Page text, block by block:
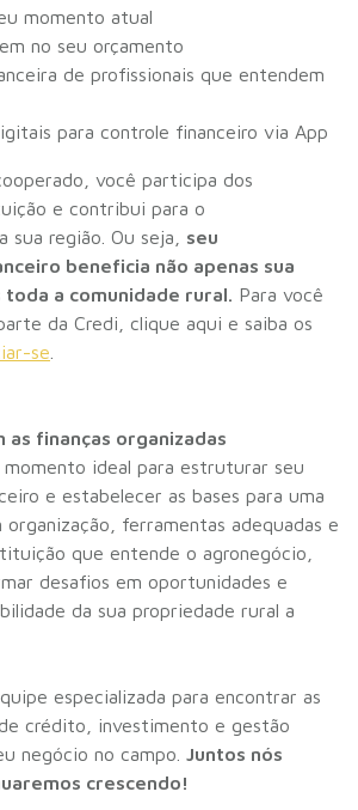
momento atual
no seu orçamento
de profissionais que entendem
para controle financeiro via App
você participa dos
e contribui para o
sua região. Ou seja, seu
beneficia não apenas sua
a comunidade rural. Para você
da Credi, clique aqui e saiba os
se
as finanças organizadas
ideal para estruturar seu
e estabelecer as bases para uma
organização, ferramentas adequadas e
que entende o agronegócio,
desafios em oportunidades e
da sua propriedade rural a
especializada para encontrar as
crédito, investimento e gestão
negócio no campo. Juntos nós
crescendo!